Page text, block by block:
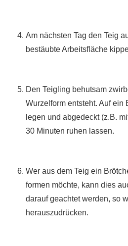
Am nächsten Tag den Teig
bestäubte Arbeitsfläche
Den Teigling behutsam
Wurzelform entsteht. Auf ein
legen und abgedeckt (z.B.
30 Minuten ruhen lassen.
Wer aus dem Teig ein
formen möchte, kann dies
darauf geachtet werden, so
herauszudrücken.